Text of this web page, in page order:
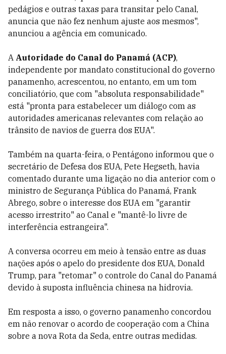
pedágios e outras taxas para transitar pelo Canal,
anuncia que não fez nenhum ajuste aos mesmos",
anunciou a agência em comunicado.
A Autoridade do Canal do Panamá (ACP),
independente por mandato constitucional do governo
panamenho, acrescentou, no entanto, em um tom
conciliatório, que com "absoluta responsabilidade"
está "pronta para estabelecer um diálogo com as
autoridades americanas relevantes com relação ao
trânsito de navios de guerra dos EUA".
Também na quarta-feira, o Pentágono informou que o
secretário de Defesa dos EUA, Pete Hegseth, havia
comentado durante uma ligação no dia anterior com o
ministro de Segurança Pública do Panamá, Frank
Abrego, sobre o interesse dos EUA em "garantir
acesso irrestrito" ao Canal e "mantê-lo livre de
interferência estrangeira".
A conversa ocorreu em meio à tensão entre as duas
nações após o apelo do presidente dos EUA, Donald
Trump, para "retomar" o controle do Canal do Panamá
devido à suposta influência chinesa na hidrovia.
Em resposta a isso, o governo panamenho concordou
em não renovar o acordo de cooperação com a China
sobre a nova Rota da Seda, entre outras medidas.